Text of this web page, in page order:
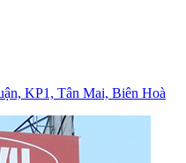
KP1, Tân Mai, Biên Hoà